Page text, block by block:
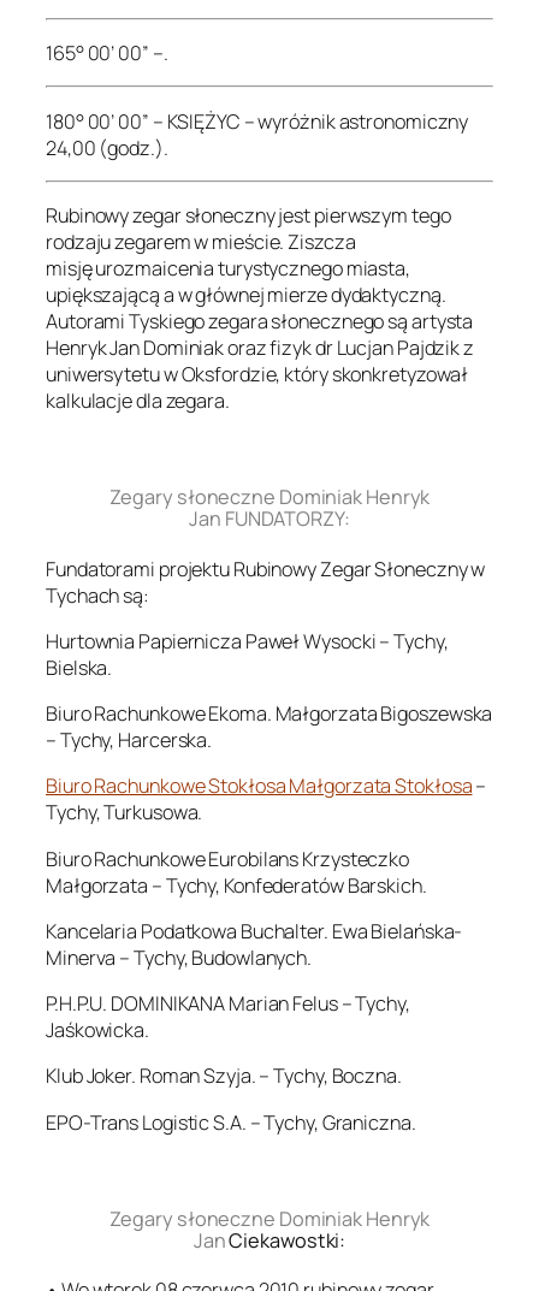
165° 00’ 00” –.
180° 00’ 00” – KSIĘŻYC – wyróżnik astronomiczny
24,00 (godz.).
Rubinowy zegar słoneczny jest pierwszym tego
rodzaju zegarem w mieście. Ziszcza
misję urozmaicenia turystycznego miasta,
upiększającą a w głównej mierze dydaktyczną.
Autorami Tyskiego zegara słonecznego są artysta
Henryk Jan Dominiak oraz fizyk dr Lucjan Pajdzik z
uniwersytetu w Oksfordzie, który skonkretyzował
kalkulacje dla zegara.
Zegary słoneczne Dominiak Henryk
Jan FUNDATORZY:
Fundatorami projektu Rubinowy Zegar Słoneczny w
Tychach są:
Hurtownia Papiernicza Paweł Wysocki – Tychy,
Bielska.
Biuro Rachunkowe Ekoma. Małgorzata Bigoszewska
– Tychy, Harcerska.
Biuro Rachunkowe Stokłosa Małgorzata Stokłosa–
Tychy, Turkusowa.
Biuro Rachunkowe Eurobilans Krzysteczko
Małgorzata – Tychy, Konfederatów Barskich.
Kancelaria Podatkowa Buchalter. Ewa Bielańska-
Minerva – Tychy, Budowlanych.
P.H.P.U. DOMINIKANA Marian Felus – Tychy,
Jaśkowicka.
Klub Joker. Roman Szyja. – Tychy, Boczna.
EPO-Trans Logistic S.A. – Tychy, Graniczna.
Zegary słoneczne Dominiak Henryk
JanCiekawostki: